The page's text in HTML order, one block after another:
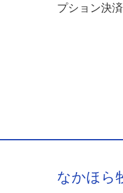
プション決
なかほら